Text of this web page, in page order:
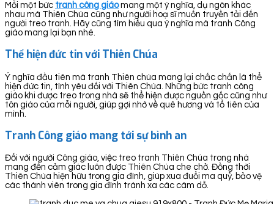
Mỗi một bức tranh công giáomang một ý nghĩa, dụ ngôn khác
nhau mà Thiên Chúa cũng như người hoạ sĩ muốn truyền tải đến
người treo tranh. Hãy cũng tìm hiểu qua ý nghĩa mà tranh Công
giáo mang lại bạn nhé.
Thể hiện đức tin với Thiên Chúa
Ý nghĩa đầu tiên mà tranh Thiên chúa mang lại chắc chắn là thể
hiện đức tin, tình yêu đối với Thiên Chúa. Những bức tranh công
giáo khi được treo trong nhà sẽ thể hiện được nguồn gốc cũng như
tôn giáo của mỗi người, giúp gợi nhớ về quê hương và tổ tiên của
mình.
Tranh Công giáo mang tới sự bình an
Đối với người Công giáo, việc treo tranh Thiên Chúa trong nhà
mang đến cảm giác luôn được Thiên Chúa che chở. Đồng thời
Thiên Chúa hiện hữu trong gia đình, giúp xua đuổi ma quỷ, bảo vệ
các thành viên trong gia đình tránh xa các cám dỗ.